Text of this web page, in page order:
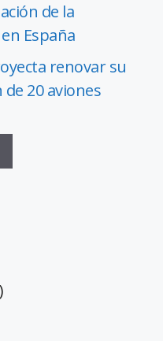
de la
España
renovar su
20 aviones